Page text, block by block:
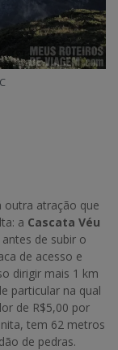
outra atração que
a Cascata Véu
de subir o
de acesso e
dirigir mais 1 km
particular na qual
de R$5,00 por
tem 62 metros
de pedras.